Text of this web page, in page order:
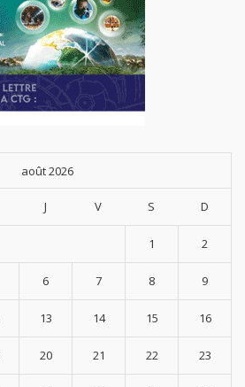
août 2026
J V S D
1 2
6 7 8 9
13 14 15 16
20 21 22 23